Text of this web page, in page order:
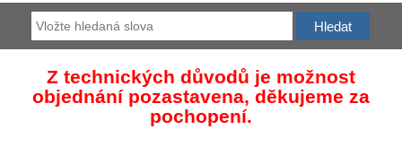
Z technických důvodů je možnost
objednání pozastavena, děkujeme za
pochopení.